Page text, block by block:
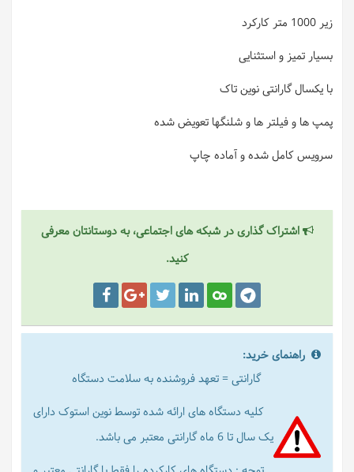
زیر 1000 متر کارکرد
بسیار تمیز و استثنایی
با یکسال گارانتی نوین تاک
پمپ ها و فیلتر ها و شلنگها تعویض شده
سرویس کامل شده و آماده چاپ
اشتراک گذاری در شبکه های اجتماعی، به دوستانتان معرفی
کنید.
راهنمای خرید:
گارانتی = تعهد فروشنده به سلامت دستگاه
کلیه دستگاه های ارائه شده توسط نوین استوک دارای
یک سال تا 6 ماه گارانتی معتبر می باشد.